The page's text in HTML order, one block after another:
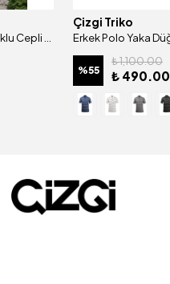
Erkek Polo Yaka Pamuklu Cepli Klasik Kalıp Tişört - 5117
Çizgi Triko
%55
₺ 1,100.00
₺ 490.00